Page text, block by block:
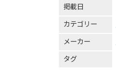
掲載日
カテゴリー
メーカー
タグ